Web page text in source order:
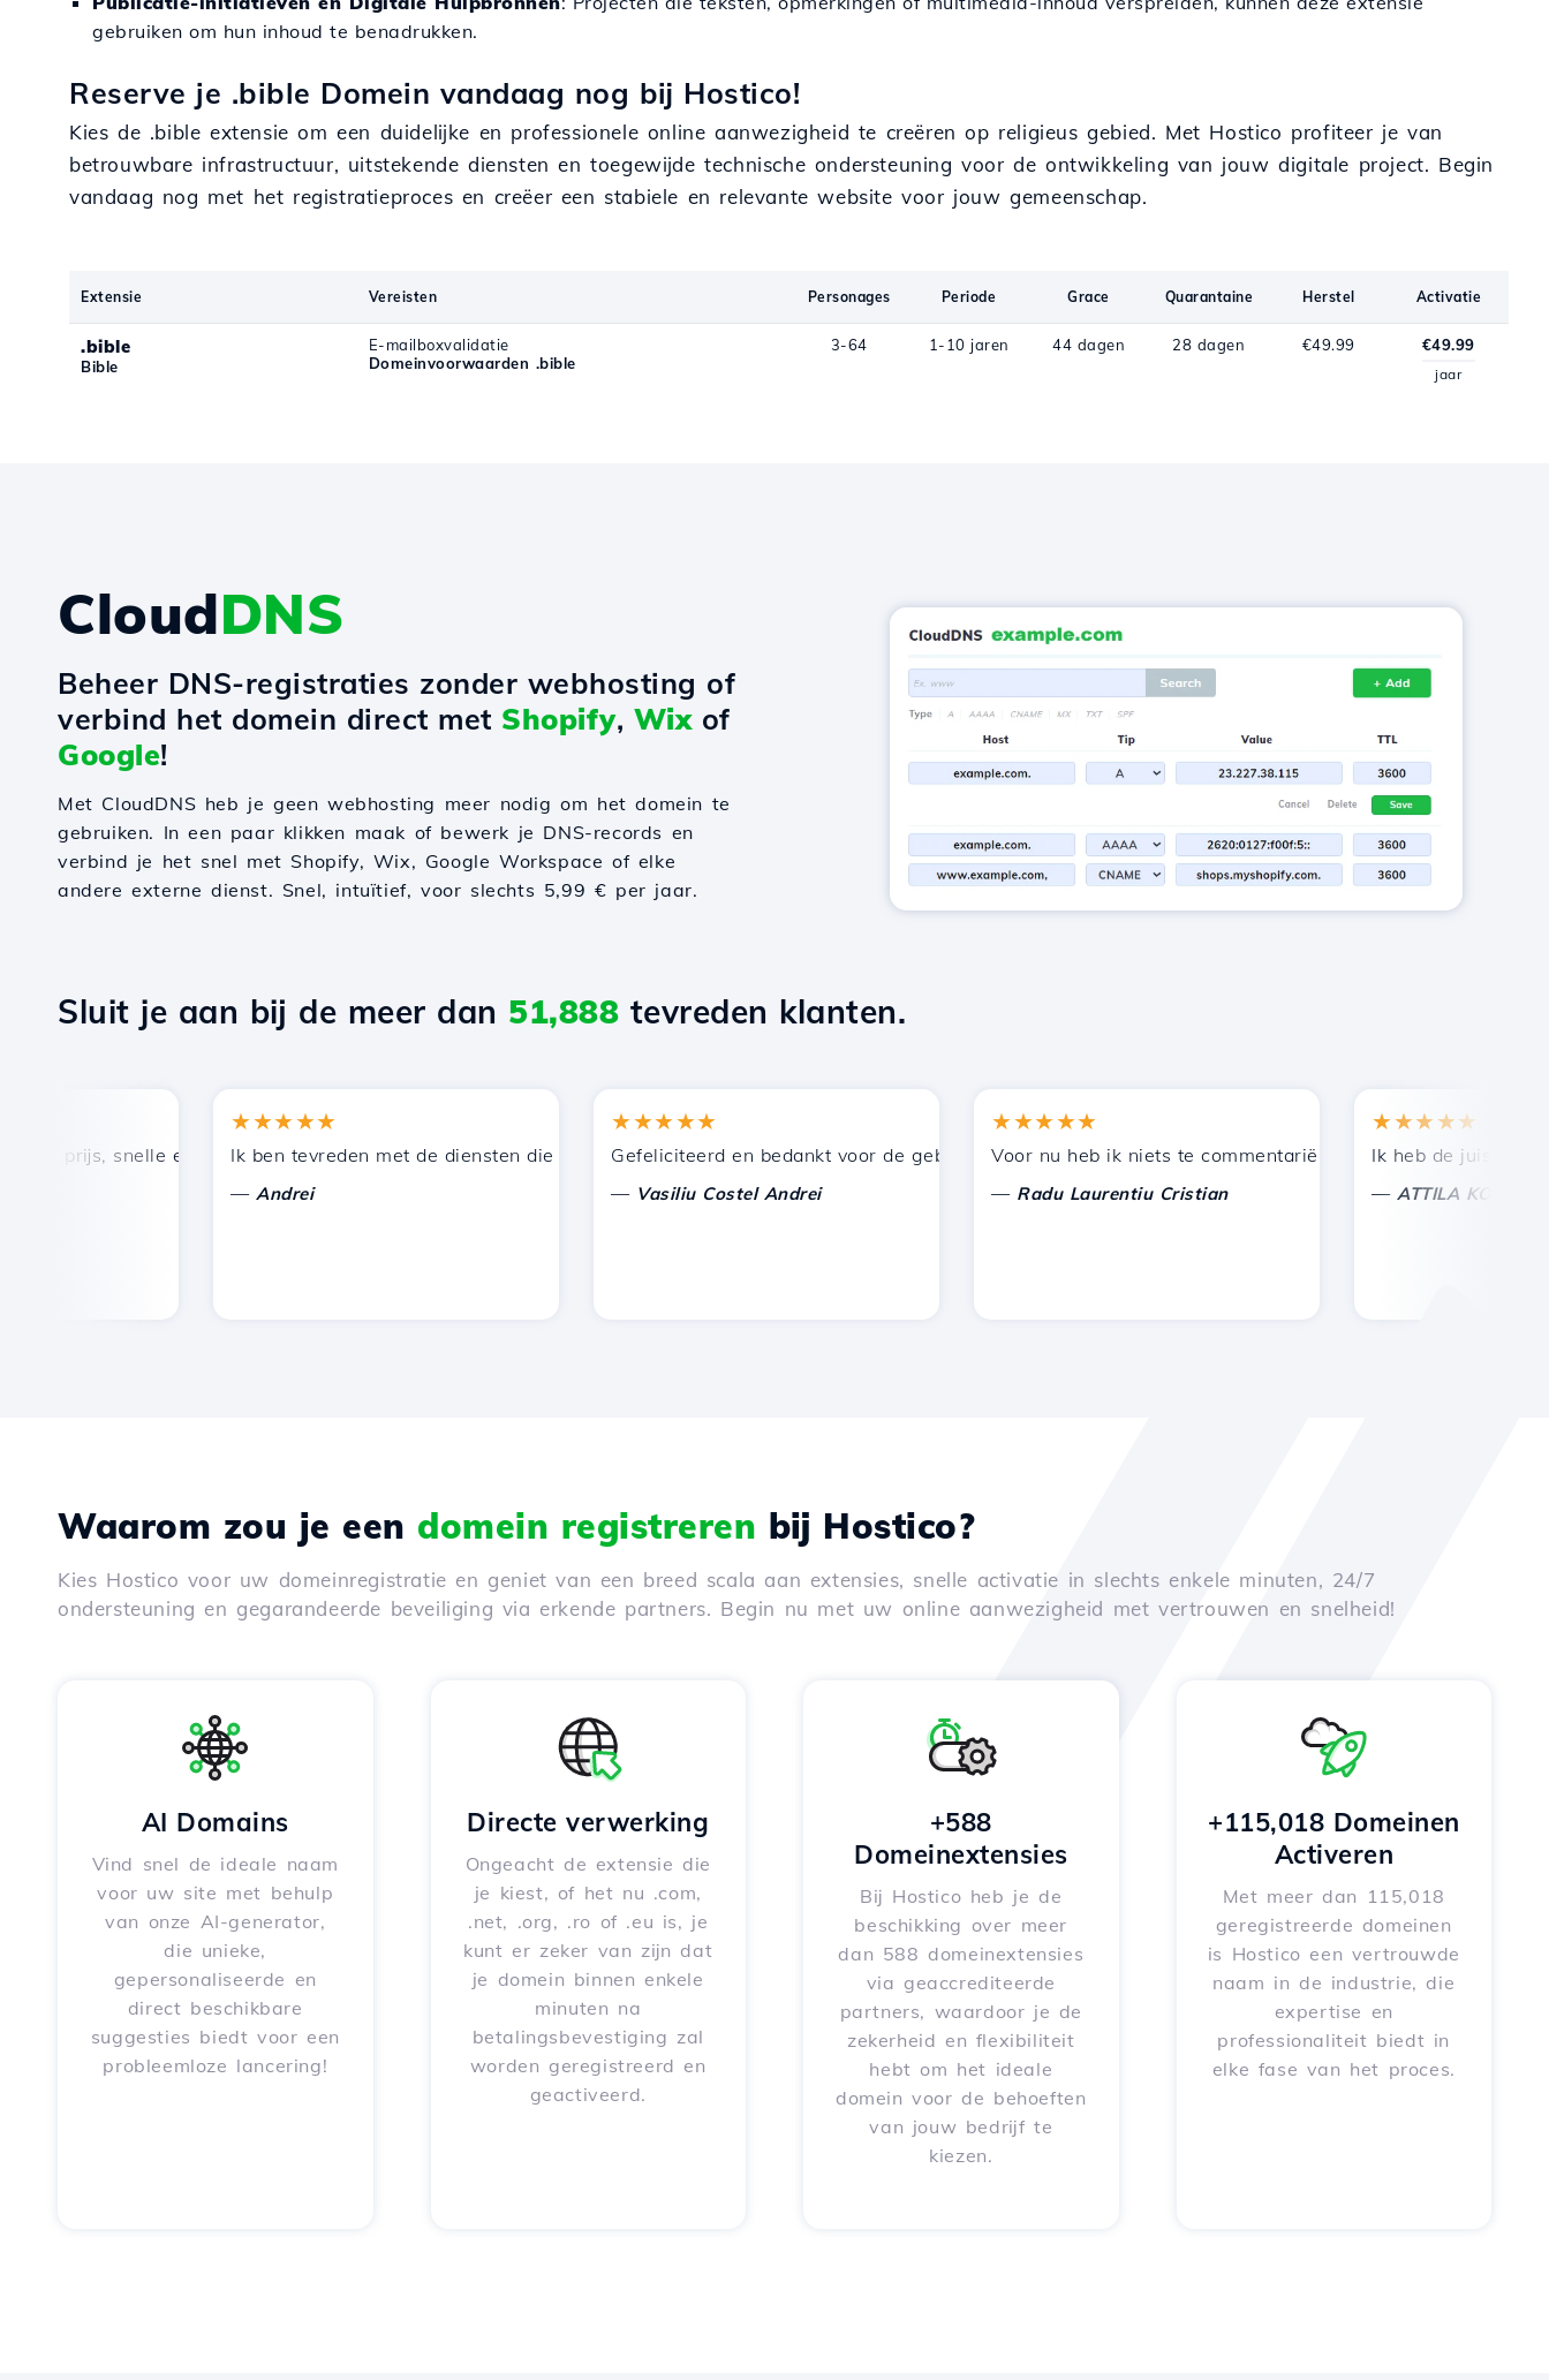
gebruiken om hun inhoud te benadrukken.
Reserve je .bible Domein vandaag nog bij Hostico!
Kies de .bible extensie om een duidelijke en professionele online aanwezigheid te creëren op religieus gebied. Met Hostico profiteer je van
betrouwbare infrastructuur, uitstekende diensten en toegewijde technische ondersteuning voor de ontwikkeling van jouw digitale project. Begin
vandaag nog met het registratieproces en creëer een stabiele en relevante website voor jouw gemeenschap.
Extensie Vereisten Personages Periode Grace Quarantaine Herstel Activatie
.bible
Bible
E-mailboxvalidatie
Domeinvoorwaarden .bible
3-64 1-10 jaren 44 dagen 28 dagen €49.99 €49.99
jaar
CloudDNS
Beheer DNS-registraties zonder webhosting of
verbind het domein direct met Shopify, Wixof
Google!
Met CloudDNS heb je geen webhosting meer nodig om het domein te
gebruiken. In een paar klikken maak of bewerk je DNS-records en
verbind je het snel met Shopify, Wix, Google Workspace of elke
andere externe dienst. Snel, intuïtief, voor slechts 5,99 € per jaar.
Sluit je aan bij de meer dan 51,888 tevreden klanten.
prijs, snelle en efficiënte technische ondersteuning.
★★★★★
Ik ben tevreden met de diensten die door Hostico worden aangeboden. Ik heb jullie aanbevolen bij andere bekenden.
Andrei
★★★★★
Gefeliciteerd en bedankt voor de geboden ondersteuning!
Vasiliu Costel Andrei
★★★★★
Voor nu heb ik niets te commentariëren, alleen om te
Radu Laurentiu Cristian
★★★★★
Ik heb de juiste keuze
ATTILA KOLES
Waarom zou je een domein registreren bij Hostico?
Kies Hostico voor uw domeinregistratie en geniet van een breed scala aan extensies, snelle activatie in slechts enkele minuten, 24/7
ondersteuning en gegarandeerde beveiliging via erkende partners. Begin nu met uw online aanwezigheid met vertrouwen en snelheid!
AI Domains
Vind snel de ideale naam
voor uw site met behulp
van onze AI-generator,
die unieke,
gepersonaliseerde en
direct beschikbare
suggesties biedt voor een
probleemloze lancering!
Directe verwerking
Ongeacht de extensie die
je kiest, of het nu .com,
.net, .org, .ro of .eu is, je
kunt er zeker van zijn dat
je domein binnen enkele
minuten na
betalingsbevestiging zal
worden geregistreerd en
geactiveerd.
+588
Domeinextensies
Bij Hostico heb je de
beschikking over meer
dan 588 domeinextensies
via geaccrediteerde
partners, waardoor je de
zekerheid en flexibiliteit
hebt om het ideale
domein voor de behoeften
van jouw bedrijf te
kiezen.
+115,018 Domeinen
Activeren
Met meer dan 115,018
geregistreerde domeinen
is Hostico een vertrouwde
naam in de industrie, die
expertise en
professionaliteit biedt in
elke fase van het proces.